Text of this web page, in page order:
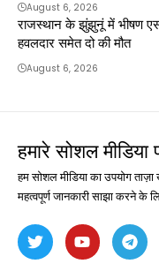
August 6, 2026
राजस्थान के झुंझुनूं में भीषण
हवलदार समेत दो की मौत
August 6, 2026
हमारे सोशल
हम सोशल मीडिया का उपयोग
महत्वपूर्ण जानकारी साझा करने के